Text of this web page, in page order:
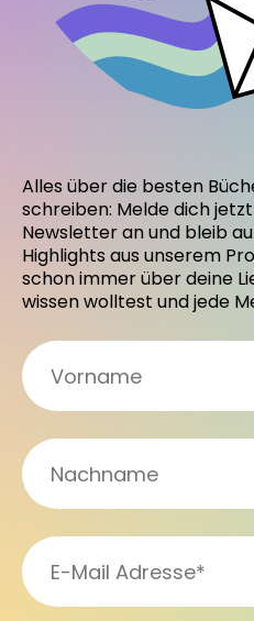
Alles über die besten
schreiben: Melde dich
Newsletter an und bleib
Highlights aus unserem
schon immer über deine
wissen wolltest und jede